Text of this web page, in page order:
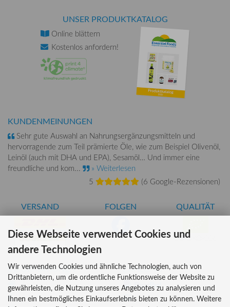
UNSER PRODUKTKATALOG
Online blättern
Kostenlos anfordern!
KUNDENMEINUNGEN
Sehr gute Auswahl an Nahrungsergänzungsmitteln und
hervorragende zum Teil prämierte Öle, wie zum Beispiel Olivenöl,
Leinöl (auch mit DHA und EPA), Sesamöl… Und immer eine
freundliche und kom...
» Weiterlesen
5
(6 Google-Rezensionen)
VERSAND FOLGEN QUALITÄT
DE-ÖKO-006
INFORMATIONEN
Über uns
Versandkosten
ZAHLUNG
Kreditkarte
Diese Webseite verwendet Cookies und
andere Technologien
Wir verwenden Cookies und ähnliche Technologien, auch von
Drittanbietern, um die ordentliche Funktionsweise der Website zu
gewährleisten, die Nutzung unseres Angebotes zu analysieren und
Ihnen ein bestmögliches Einkaufserlebnis bieten zu können. Weitere